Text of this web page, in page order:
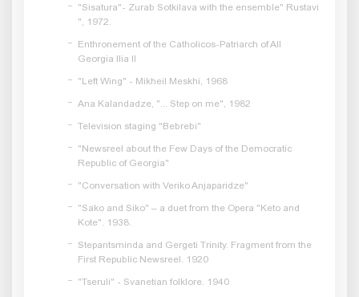
"Sisatura"- Zurab Sotkilava with the ensemble" Rustavi
", 1972.
Enthronement of the Catholicos-Patriarch of All
Georgia Ilia II
"Left Wing" - Mikheil Meskhi, 1968
Ana Kalandadze, "... Step on me", 1982
Television staging "Bebrebi"
"Newsreel about the Few Days of the Democratic
Republic of Georgia"
"Conversation with Veriko Anjaparidze"
"Sako and Siko" – a duet from the Opera "Keto and
Kote". 1938.
Stepantsminda and Gergeti Trinity. Fragment from the
First Republic Newsreel. 1920
"Tseruli" - Svanetian folklore. 1940